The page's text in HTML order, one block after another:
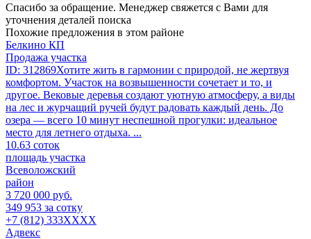
Спасибо за обращение. Менеджер свяжется с Вами для
уточнения деталей поиска
Похожие предложения в этом районе
Белкино КП
Продажа участка
ID: 312869Хотите жить в гармонии с природой, не жертвуя
комфортом. Участок на возвышенности сочетает и то, и
другое. Вековые деревья создают уютную атмосферу, а виды
на лес и журчащий ручей будут радовать каждый день. До
озера — всего 10 минут неспешной прогулки: идеальное
место для летнего отдыха. ...
10.63 соток
площадь участка
Всеволожский
район
3 720 000 руб.
349 953 за сотку
+7 (812) 333XXXX
Адвекс